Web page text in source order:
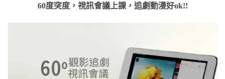
60度突度，視訊會議上課，追劇動漫好ok!!